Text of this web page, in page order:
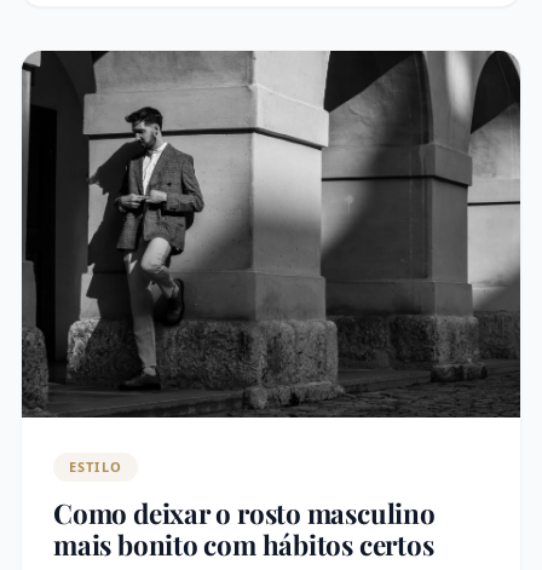
ESTILO
Como deixar o rosto masculino
mais bonito com hábitos certos